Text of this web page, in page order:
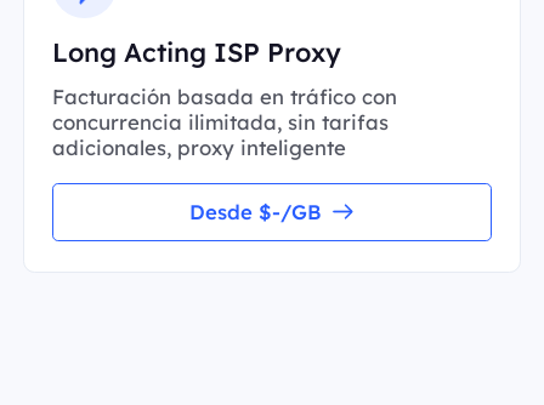
Long Acting ISP Proxy
Facturación basada en tráfico con
concurrencia ilimitada, sin tarifas
adicionales, proxy inteligente
Desde $-/GB